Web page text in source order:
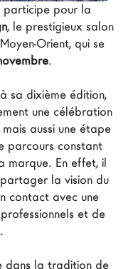
pour la
, le prestigieux salon
Orient, qui se
.
sa dixième édition,
une célébration
mais aussi une étape
parcours constant
marque. En effet, il
la vision du
contact avec une
et de
dans la tradition de